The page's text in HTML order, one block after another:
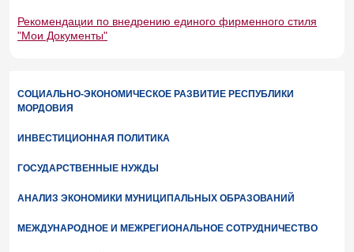
СОЦИАЛЬНО-ЭКОНОМИЧЕСКОЕ РАЗВИТИЕ РЕСПУБЛИКИ
МОРДОВИЯ
ИНВЕСТИЦИОННАЯ ПОЛИТИКА
ГОСУДАРСТВЕННЫЕ НУЖДЫ
АНАЛИЗ ЭКОНОМИКИ МУНИЦИПАЛЬНЫХ ОБРАЗОВАНИЙ
МЕЖДУНАРОДНОЕ И МЕЖРЕГИОНАЛЬНОЕ СОТРУДНИЧЕСТВО
Рекомендации по внедрению единого фирменного стиля
"Мои Документы"